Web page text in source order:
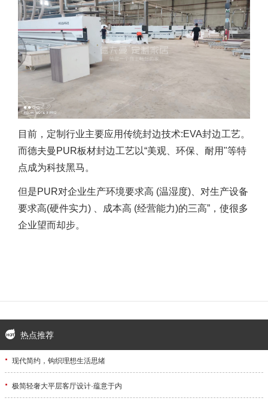
目前，定制行业主要应用传统封边技术:EVA封边工艺。
而德夫曼PUR板材封边工艺以“美观、环保、耐用"等特
点成为科技黑马。
但是PUR对企业生产环境要求高 (温湿度)、对生产设备
要求高(硬件实力) 、成本高 (经营能力)的三高”，使很多
企业望而却步。
热点推荐
· 现代简约，钩织理想生活思绪
· 极简轻奢大平层客厅设计·蕴意于内